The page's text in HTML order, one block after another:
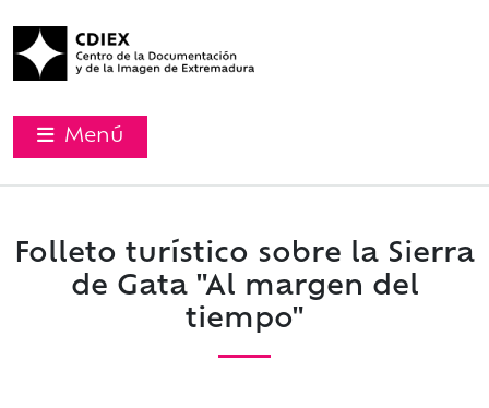
Menú
Folleto turístico sobre la Sierra
de Gata "Al margen del
tiempo"